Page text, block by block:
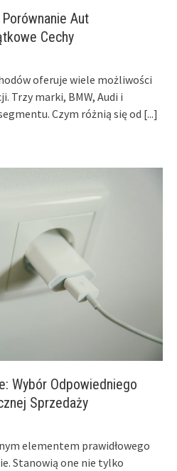
Aut
Cechy
oferuje wiele możliwości
Trzy marki, BMW, Audi i
Czym różnią się od [...]
Wybór Odpowiedniego
Sprzedaży
elementem prawidłowego
Stanowią one nie tylko